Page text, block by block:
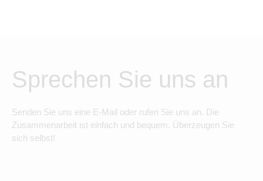
Sprechen Sie uns an
Senden Sie uns eine E-Mail oder rufen Sie uns an. Die
Zusammenarbeit ist einfach und bequem. Überzeugen Sie
sich selbst!